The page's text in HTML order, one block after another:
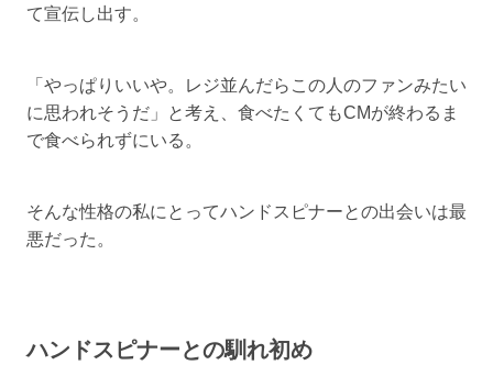
て宣伝し出す。
「やっぱりいいや。レジ並んだらこの人のファンみたい
に思われそうだ」と考え、食べたくてもCMが終わるま
で食べられずにいる。
そんな性格の私にとってハンドスピナーとの出会いは最
悪だった。
ハンドスピナーとの馴れ初め